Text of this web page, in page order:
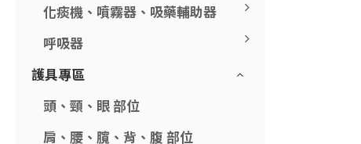
化痰機、噴霧器、吸藥輔助器
呼吸器
護具專區
頭、頸、眼 部位
肩、腰、臗、背、腹 部位